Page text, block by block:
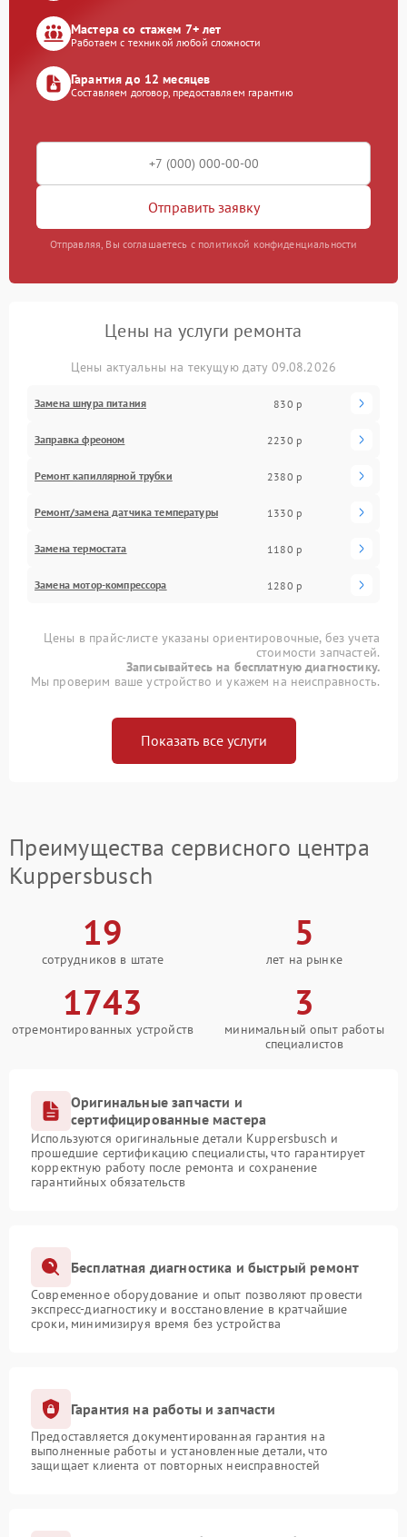
Мастера со стажем 7+ лет
Работаем с техникой любой сложности
Гарантия до 12 месяцев
Составляем договор, предоставляем гарантию
Отправить заявку
Отправляя, Вы соглашаетесь с политикой конфиденциальности
Цены на услуги ремонта
Цены актуальны на текущую дату 09.08.2026
Замена шнура питания 830 р
Заправка фреоном 2230 р
Ремонт капиллярной трубки 2380 р
Ремонт/замена датчика температуры 1330 р
Замена термостата 1180 р
Замена мотор-компрессора 1280 р
Цены в прайс-листе указаны ориентировочные, без учета
стоимости запчастей.
Записывайтесь на бесплатную диагностику.
Мы проверим ваше устройство и укажем на неисправность.
Показать все услуги
Преимущества сервисного центра
Kuppersbusch
19
сотрудников в штате
5
лет на рынке
1743
отремонтированных устройств
3
минимальный опыт работы
специалистов
Оригинальные запчасти и
сертифицированные мастера
Используются оригинальные детали Kuppersbusch и
прошедшие сертификацию специалисты, что гарантирует
корректную работу после ремонта и сохранение
гарантийных обязательств
Бесплатная диагностика и быстрый ремонт
Современное оборудование и опыт позволяют провести
экспресс-диагностику и восстановление в кратчайшие
сроки, минимизируя время без устройства
Гарантия на работы и запчасти
Предоставляется документированная гарантия на
выполненные работы и установленные детали, что
защищает клиента от повторных неисправностей